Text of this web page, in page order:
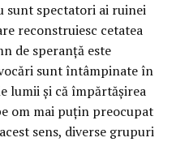
sunt spectatori ai ruinei
reconstruiesc cetatea
de speranță este
sunt întâmpinate în
lumii și că împărtășirea
om mai puțin preocupat
sens, diverse grupuri